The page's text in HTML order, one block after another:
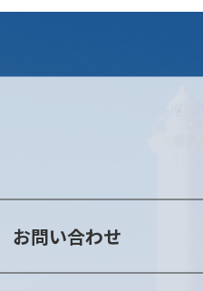
お問い合わせ